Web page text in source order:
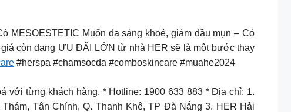
MESOESTETIC Muốn da sáng khoẻ, giảm dầu mụn – Có
còn đang ƯU ĐÃI LỚN từ nhà HER sẽ là một bước thay
#herspa #chamsocda #comboskincare #muahe2024
với từng khách hàng. * Hotline: 1900 633 883 * Địa chỉ: 1.
Tân Chính, Q. Thanh Khê, TP Đà Nẵng 3. HER Hải